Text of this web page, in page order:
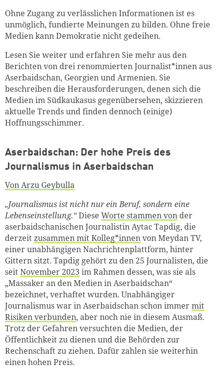
Ohne Zugang zu verlässlichen Informationen ist es
unmöglich, fundierte Meinungen zu bilden. Ohne freie
Medien kann Demokratie nicht gedeihen.
Lesen Sie weiter und erfahren Sie mehr aus den
Berichten von drei renommierten Journalist*innen aus
Aserbaidschan, Georgien und Armenien. Sie
beschreiben die Herausforderungen, denen sich die
Medien im Südkaukasus gegenübersehen, skizzieren
aktuelle Trends und finden dennoch (einige)
Hoffnungsschimmer.
Aserbaidschan: Der hohe Preis des
Journalismus in Aserbaidschan
Von Arzu Geybulla
„Journalismus ist nicht nur ein Beruf, sondern eine
Lebenseinstellung.“Diese Worte stammen von der
aserbaidschanischen Journalistin Aytac Tapdig, die
derzeitzusammen mit Kolleg*innenvon Meydan TV,
einer unabhängigen Nachrichtenplattform, hinter
Gittern sitzt. Tapdig gehört zu den 25 Journalisten, die
seitNovember 2023 im Rahmen dessen, was sie als
„Massaker an den Medien in Aserbaidschan“
bezeichnet, verhaftet wurden. Unabhängiger
Journalismus war in Aserbaidschan schon immermit
Risiken verbunden, aber noch nie in diesem Ausmaß.
Trotz der Gefahren versuchten die Medien, der
Öffentlichkeit zu dienen und die Behörden zur
Rechenschaft zu ziehen. Dafür zahlen sie weiterhin
einen hohen Preis.